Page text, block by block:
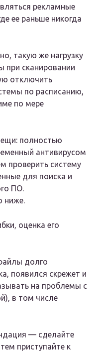
рекламные
ее раньше никогда
такую же нагрузку
при сканировании
отключить
по расписанию,
по мере
полностью
антивирусом
проверить систему
для поиска и
ПО.
ниже.
оценка его
долго
появился скрежет и
на проблемы с
в том числе
— сделайте
приступайте к